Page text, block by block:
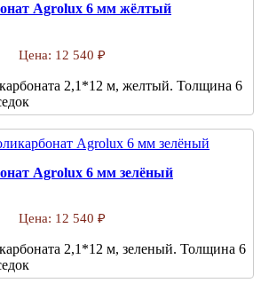
Agrolux 6 мм жёлтый
Цена: 12 540 ₽
2,1*12 м, желтый. Толщина 6
Agrolux 6 мм зелёный
Цена: 12 540 ₽
2,1*12 м, зеленый. Толщина 6